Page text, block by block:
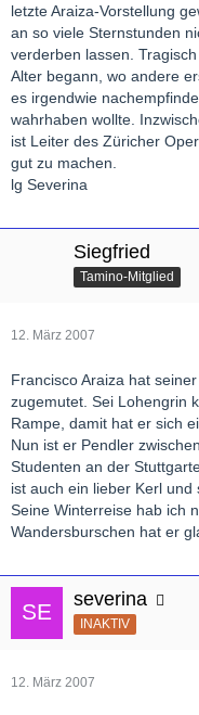
letzte Araiza-Vorstellung
an so viele Sternstunden
verderben lassen.
Alter begann, wo andere
es irgendwie
wahrhaben wollte.
ist Leiter des Züricher
gut zu machen.
lg Severina
Siegfried
Tamino-Mitglied
12. März 2007
Francisco Araiza hat
zugemutet. Sei Lohengrin
Rampe, damit hat er sich
Nun ist er Pendler
Studenten an der
ist auch ein lieber Kerl und
Seine Winterreise hab ich
Wandersburschen hat er
severina
INAKTIV
12. März 2007